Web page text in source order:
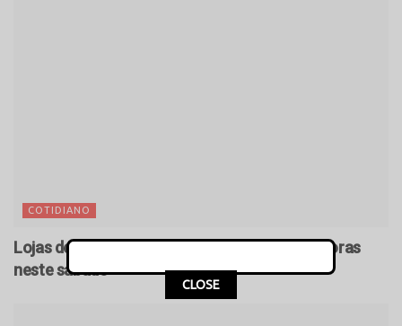
COTIDIANO
Lojas de Campo Mourão atendem até às 17 horas
neste sábado
CLOSE